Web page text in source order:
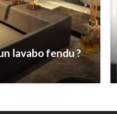
lavabo fendu ?